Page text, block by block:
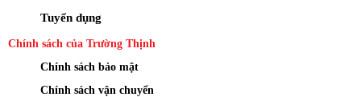
Tuyển dụng
Chính sách của Trường Thịnh
Chính sách bảo mật
Chính sách vận chuyển